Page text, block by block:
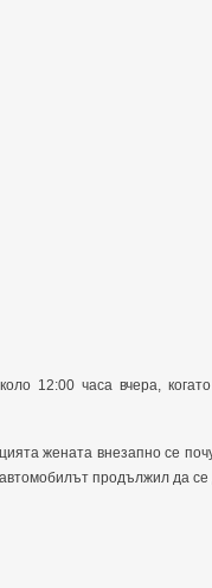
12:00 часа вчера,
жената внезапно се
продължил да се